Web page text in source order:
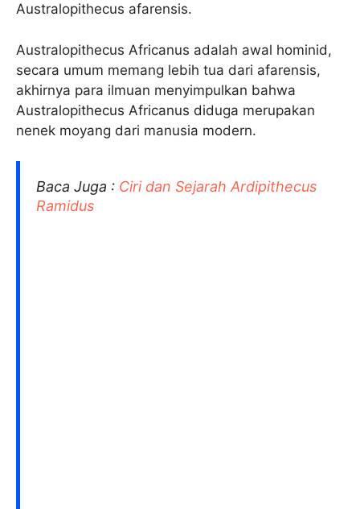
Australopithecus afarensis.
Australopithecus Africanus adalah awal hominid,
secara umum memang lebih tua dari afarensis,
akhirnya para ilmuan menyimpulkan bahwa
Australopithecus Africanus diduga merupakan
nenek moyang dari manusia modern.
Baca Juga : Ciri dan Sejarah Ardipithecus
Ramidus